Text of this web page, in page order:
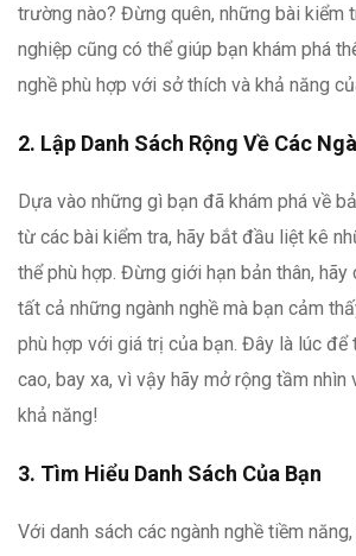
trường nào? Đừng quên, những bài kiểm
nghiệp cũng có thể giúp bạn khám phá
nghề phù hợp với sở thích và khả năng
2. Lập Danh Sách Rộng Về Các
Dựa vào những gì bạn đã khám phá về
từ các bài kiểm tra, hãy bắt đầu liệt kê
thể phù hợp. Đừng giới hạn bản thân,
tất cả những ngành nghề mà bạn cảm
phù hợp với giá trị của bạn. Đây là lúc
cao, bay xa, vì vậy hãy mở rộng tầm nhìn
khả năng!
3. Tìm Hiểu Danh Sách Của Bạn
Với danh sách các ngành nghề tiềm